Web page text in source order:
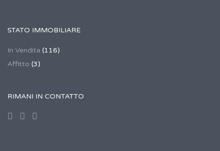
STATO IMMOBILIARE
In Vendita (116)
Affitto (3)
RIMANI IN CONTATTO